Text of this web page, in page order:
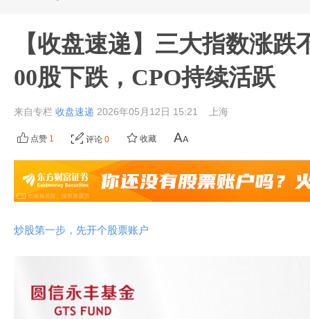
【收盘速递】三大指数涨跌
00股下跌，CPO持续活跃
来自专栏 收盘速递 2026年05月12日 15:21 上海
点赞 1 评论 0 收藏
炒股第一步，先开个股票账户